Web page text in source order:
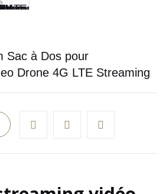
Sac à Dos pour
Drone 4G LTE Streaming